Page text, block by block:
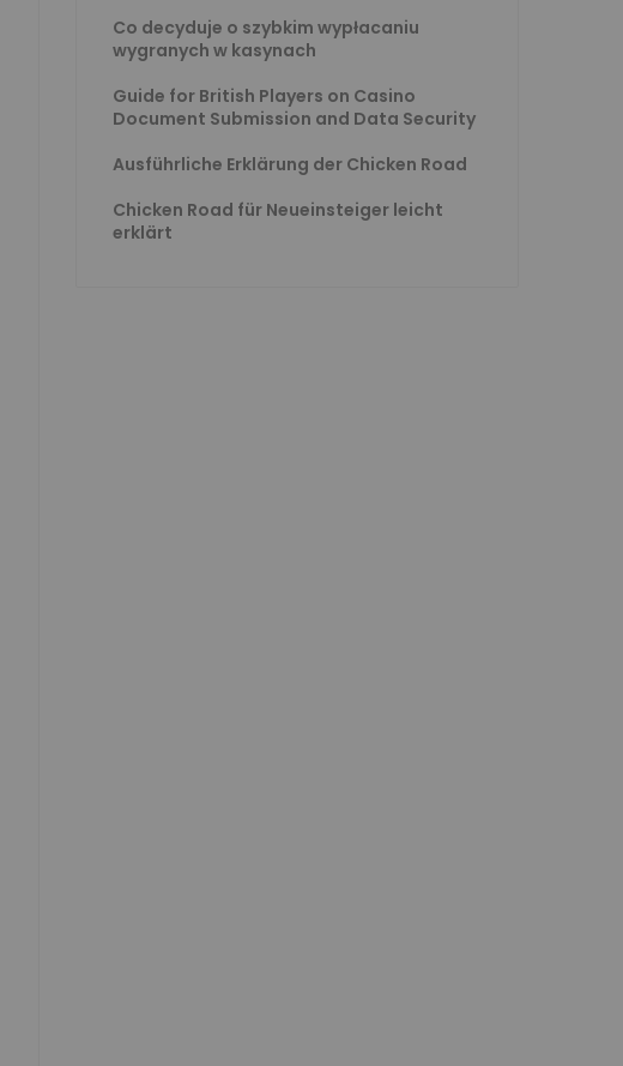
Co decyduje o szybkim wypłacaniu
wygranych w kasynach
Guide for British Players on Casino
Document Submission and Data Security
Ausführliche Erklärung der Chicken Road
Chicken Road für Neueinsteiger leicht
erklärt